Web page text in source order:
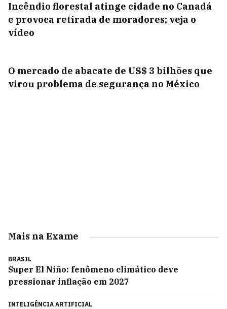
Incêndio florestal atinge cidade no Canadá
e provoca retirada de moradores; veja o
vídeo
O mercado de abacate de US$ 3 bilhões que
virou problema de segurança no México
Mais na Exame
BRASIL
Super El Niño: fenômeno climático deve
pressionar inflação em 2027
INTELIGÊNCIA ARTIFICIAL